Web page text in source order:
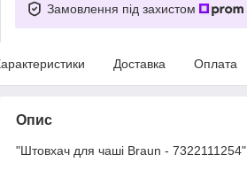
Замовлення під захистом
Доставка Оплата
Опис
"Штовхач для чаші Braun - 7322111254"